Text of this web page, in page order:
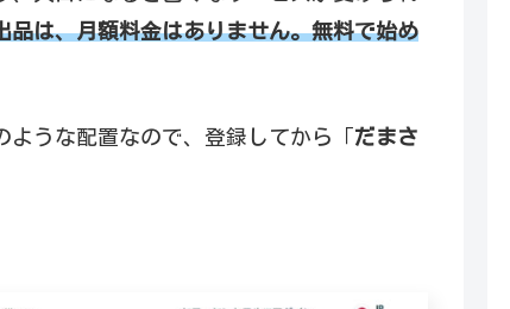
品は、月額料金はありません。無料で始め
うな配置なので、登録してから「 だまさ